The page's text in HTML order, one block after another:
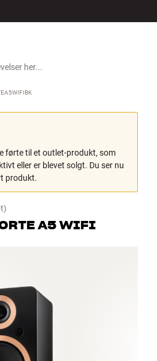
førte til et outlet-produkt, som
eller er blevet solgt. Du ser nu
produkt.
A5 WIFI